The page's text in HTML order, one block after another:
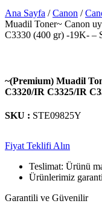
Ana Sayfa /Canon /
Muadil Toner~ Canon
C3330 (400 gr) -19K- –
~(Premium) Muadil
C3320/IR C3325/IR
SKU : STE09825Y
Fiyat Teklifi Alın
Teslimat: Ürünü
Ürünlerimiz garanti
Garantili ve Güvenilir